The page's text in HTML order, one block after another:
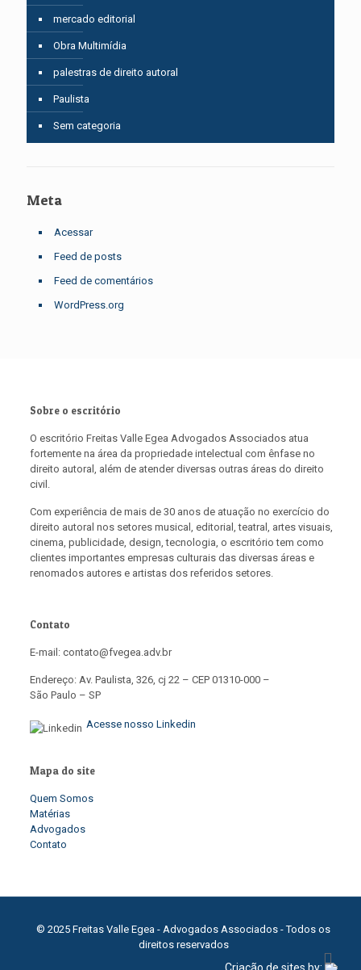
mercado editorial
Obra Multimídia
palestras de direito autoral
Paulista
Sem categoria
Meta
Acessar
Feed de posts
Feed de comentários
WordPress.org
Sobre o escritório
O escritório Freitas Valle Egea Advogados Associados atua
fortemente na área da propriedade intelectual com ênfase no
direito autoral, além de atender diversas outras áreas do direito
civil.
Com experiência de mais de 30 anos de atuação no exercício do
direito autoral nos setores musical, editorial, teatral, artes visuais,
cinema, publicidade, design, tecnologia, o escritório tem como
clientes importantes empresas culturais das diversas áreas e
renomados autores e artistas dos referidos setores.
Contato
E-mail: contato@fvegea.adv.br
Endereço: Av. Paulista, 326, cj 22 – CEP 01310-000 –
São Paulo – SP
Acesse nosso Linkedin
Mapa do site
Quem Somos
Matérias
Advogados
Contato
© 2025 Freitas Valle Egea - Advogados Associados - Todos os
direitos reservados